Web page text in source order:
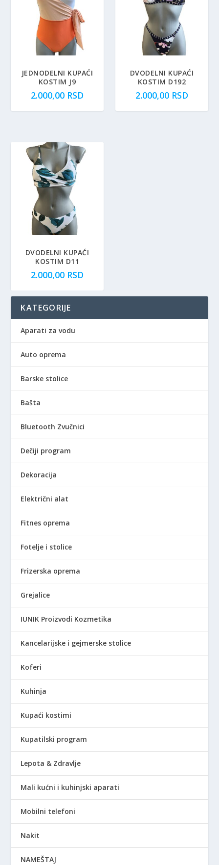
JEDNODELNI KUPAĆI
KOSTIM J9
2.000,00 RSD
DVODELNI KUPAĆI
KOSTIM D192
2.000,00 RSD
DVODELNI KUPAĆI
KOSTIM D11
2.000,00 RSD
KATEGORIJE
Aparati za vodu
Auto oprema
Barske stolice
Bašta
Bluetooth Zvučnici
Dečiji program
Dekoracija
Električni alat
Fitnes oprema
Fotelje i stolice
Frizerska oprema
Grejalice
IUNIK Proizvodi Kozmetika
Kancelarijske i gejmerske stolice
Koferi
Kuhinja
Kupaći kostimi
Kupatilski program
Lepota & Zdravlje
Mali kućni i kuhinjski aparati
Mobilni telefoni
Nakit
NAMEŠTAJ